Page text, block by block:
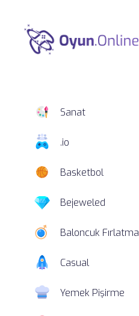
Sanat
.io
Basketbol
Bejeweled
Baloncuk Fırlatma
Casual
Yemek Pişirme